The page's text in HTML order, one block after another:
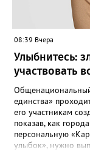
08:39 Вчера
Улыбнитесь:
участвовать
единства»
его участникам
показав, как
персональную
улыбок», нужно